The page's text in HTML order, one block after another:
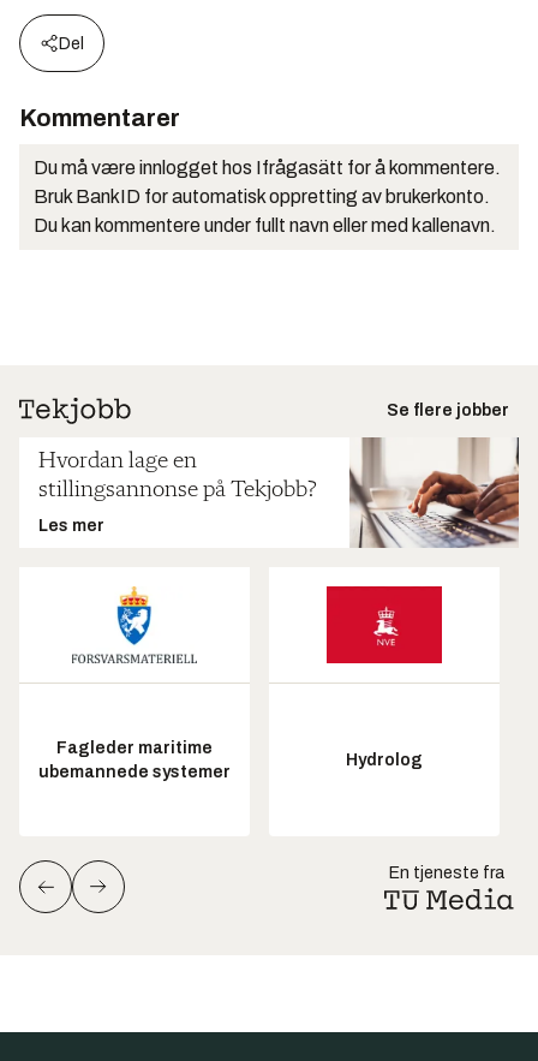
Del
Kommentarer
Du må være innlogget hos Ifrågasätt for å kommentere.
Bruk BankID for automatisk oppretting av brukerkonto.
Du kan kommentere under fullt navn eller med kallenavn.
Se flere jobber
Hvordan lage en
stillingsannonse på Tekjobb?
Les mer
Fagleder maritime
ubemannede systemer
Hydrolog
En tjeneste fra